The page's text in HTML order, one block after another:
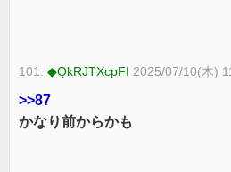
101:◆QkRJTXcpFI 2025/07/10(木)
>>87
かなり前からかも